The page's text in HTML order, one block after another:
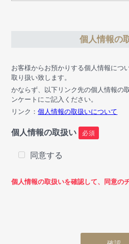
個人情報の
お客様からお預かりする個人情報につ
取り扱い致します。
かならず、以下リンク先の個人情報の
ンケートにご記入ください。
リンク：個人情報の取扱いについて
個人情報の取扱い 必須
同意する
個人情報の取扱いを確認して、同意の